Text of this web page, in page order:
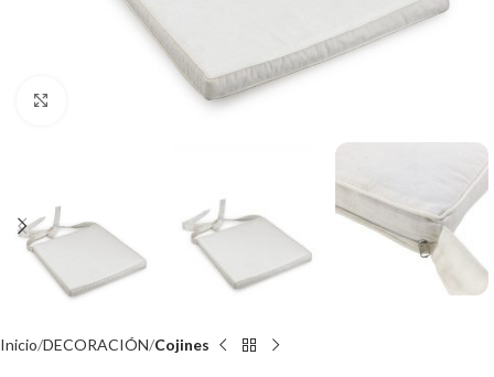
Inicio DECORACIÓN Cojines